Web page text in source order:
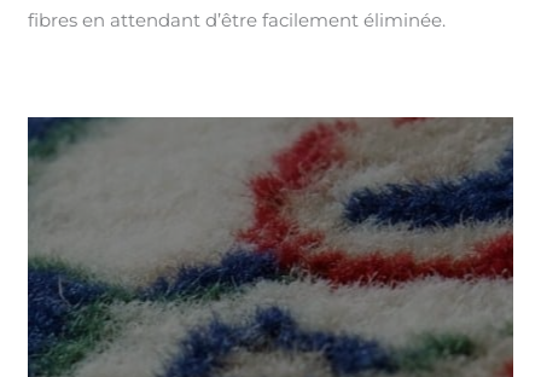
fibres en attendant d’être facilement éliminée.